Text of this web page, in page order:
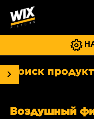
Поиск
Воздушный